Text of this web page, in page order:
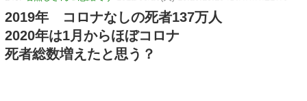
2019年 コロナなしの死者137万人
2020年は1月からほぼコロナ
死者総数増えたと思う？